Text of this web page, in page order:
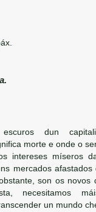
dun
morte e onde o
intereses míseros
mercados afastados
son os novos
necesitamos
un mundo